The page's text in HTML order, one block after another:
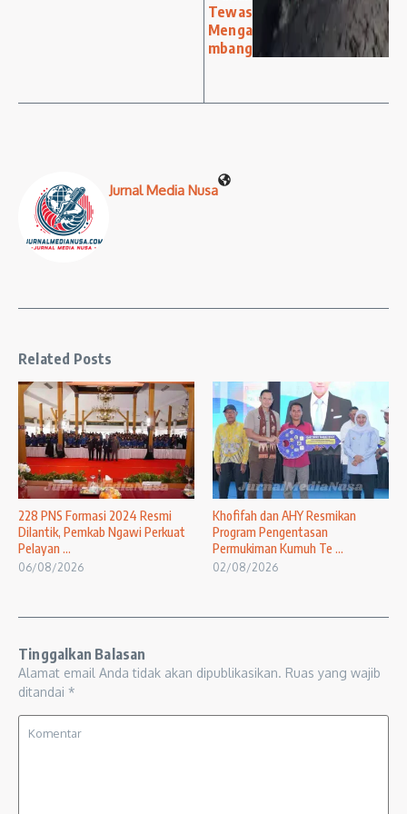
Tewas
Menga
mbang
Jurnal Media Nusa
Related Posts
228 PNS Formasi 2024 Resmi
Dilantik, Pemkab Ngawi Perkuat
Pelayan ...
06/08/2026
Khofifah dan AHY Resmikan
Program Pengentasan
Permukiman Kumuh Te ...
02/08/2026
Tinggalkan Balasan
Alamat email Anda tidak akan dipublikasikan. Ruas yang wajib
ditandai *